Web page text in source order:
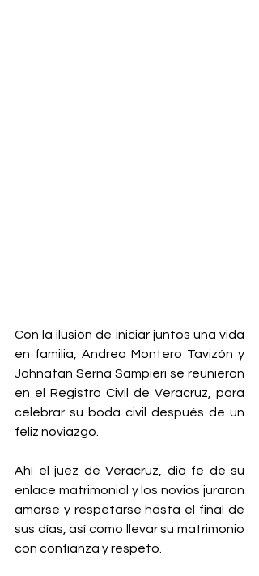
Con la ilusión de iniciar juntos una vida
en familia, Andrea Montero Tavizón y
Johnatan Serna Sampieri se reunieron
en el Registro Civil de Veracruz, para
celebrar su boda civil después de un
feliz noviazgo.
Ahí el juez de Veracruz, dio fe de su
enlace matrimonial y los novios juraron
amarse y respetarse hasta el final de
sus días, así como llevar su matrimonio
con confianza y respeto.